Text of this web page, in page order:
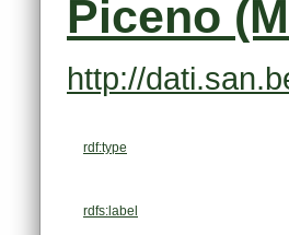
Piceno
http://
rdf:type
rdfs:label